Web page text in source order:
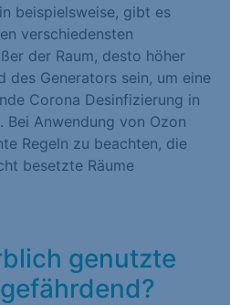
beispielsweise, gibt es
verschiedensten
der Raum, desto höher
des Generators sein, um eine
Corona Desinfizierung in
Bei Anwendung von Ozon
Regeln zu beachten, die
besetzte Räume
genutzte